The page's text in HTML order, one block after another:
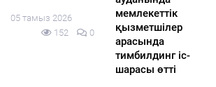
05 тамыз 2026
152
0
мемлекеттік
қызметшілер
арасында
тимбилдинг іс-
шарасы өтті